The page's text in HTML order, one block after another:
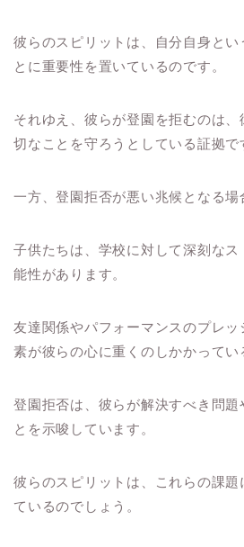
彼らのスピリットは、自分自身とい
とに重要性を置いているのです。
それゆえ、彼らが登園を拒むのは
切なことを守ろうとしている証拠で
一方、登園拒否が悪い兆候となる場
子供たちは、学校に対して深刻な
能性があります。
友達関係やパフォーマンスのプレ
素が彼らの心に重くのしかかってい
登園拒否は、彼らが解決すべき問題
とを示唆しています。
彼らのスピリットは、これらの課
ているのでしょう。